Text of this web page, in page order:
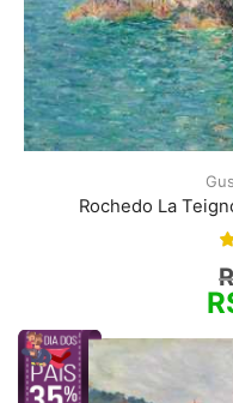
Rochedo La